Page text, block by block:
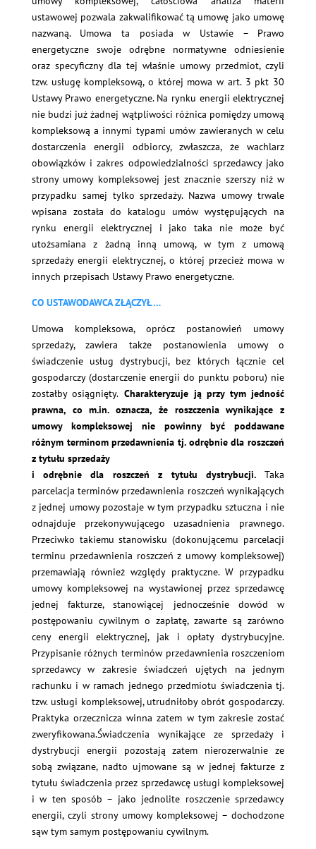
ustawowej pozwala zakwalifikować tą umowę jako umowę
nazwaną. Umowa ta posiada w Ustawie – Prawo
energetyczne swoje odrębne normatywne odniesienie
oraz specyficzny dla tej właśnie umowy przedmiot, czyli
tzw. usługę kompleksową, o której mowa w art. 3 pkt 30
Ustawy Prawo energetyczne. Na rynku energii elektrycznej
nie budzi już żadnej wątpliwości różnica pomiędzy umową
kompleksową a innymi typami umów zawieranych w celu
dostarczenia energii odbiorcy, zwłaszcza, że wachlarz
obowiązków i zakres odpowiedzialności sprzedawcy jako
strony umowy kompleksowej jest znacznie szerszy niż w
przypadku samej tylko sprzedaży. Nazwa umowy trwale
wpisana została do katalogu umów występujących na
rynku energii elektrycznej i jako taka nie może być
utożsamiana z żadną inną umową, w tym z umową
sprzedaży energii elektrycznej, o której przecież mowa w
innych przepisach Ustawy Prawo energetyczne.
CO USTAWODAWCA ZŁĄCZYŁ …
Umowa kompleksowa, oprócz postanowień umowy
sprzedaży, zawiera także postanowienia umowy o
świadczenie usług dystrybucji, bez których łącznie cel
gospodarczy (dostarczenie energii do punktu poboru) nie
zostałby osiągnięty. Charakteryzuje ją przy tym jedność
prawna, co m.in. oznacza, że roszczenia wynikające z
umowy kompleksowej nie powinny być poddawane
różnym terminom przedawnienia tj. odrębnie dla roszczeń
z tytułu sprzedaży
i odrębnie dla roszczeń z tytułu dystrybucji.Taka
parcelacja terminów przedawnienia roszczeń wynikających
z jednej umowy pozostaje w tym przypadku sztuczna i nie
odnajduje przekonywującego uzasadnienia prawnego.
Przeciwko takiemu stanowisku (dokonującemu parcelacji
terminu przedawnienia roszczeń z umowy kompleksowej)
przemawiają również względy praktyczne. W przypadku
umowy kompleksowej na wystawionej przez sprzedawcę
jednej fakturze, stanowiącej jednocześnie dowód w
postępowaniu cywilnym o zapłatę, zawarte są zarówno
ceny energii elektrycznej, jak i opłaty dystrybucyjne.
Przypisanie różnych terminów przedawnienia roszczeniom
sprzedawcy w zakresie świadczeń ujętych na jednym
rachunku i w ramach jednego przedmiotu świadczenia tj.
tzw. usługi kompleksowej, utrudniłoby obrót gospodarczy.
Praktyka orzecznicza winna zatem w tym zakresie zostać
zweryfikowana.Świadczenia wynikające ze sprzedaży i
dystrybucji energii pozostają zatem nierozerwalnie ze
sobą związane, nadto ujmowane są w jednej fakturze z
tytułu świadczenia przez sprzedawcę usługi kompleksowej
i w ten sposób – jako jednolite roszczenie sprzedawcy
energii, czyli strony umowy kompleksowej – dochodzone
sąw tym samym postępowaniu cywilnym.